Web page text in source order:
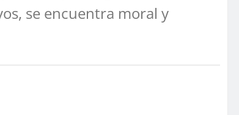
se encuentra moral y